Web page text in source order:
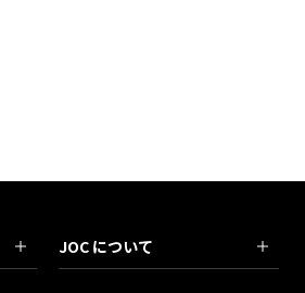
JOC について